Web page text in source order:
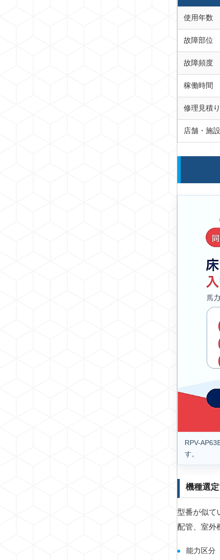
使用年数
故障部位
故障頻度
稼働時間
修理見積
店舗・施
RPV-
す。
機種選
型番が似て
配管、室外
能力区分